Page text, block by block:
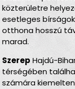
közterületre
esetleges
otthona hosszú
marad.
Szerep Hajdú-
térségében
számára